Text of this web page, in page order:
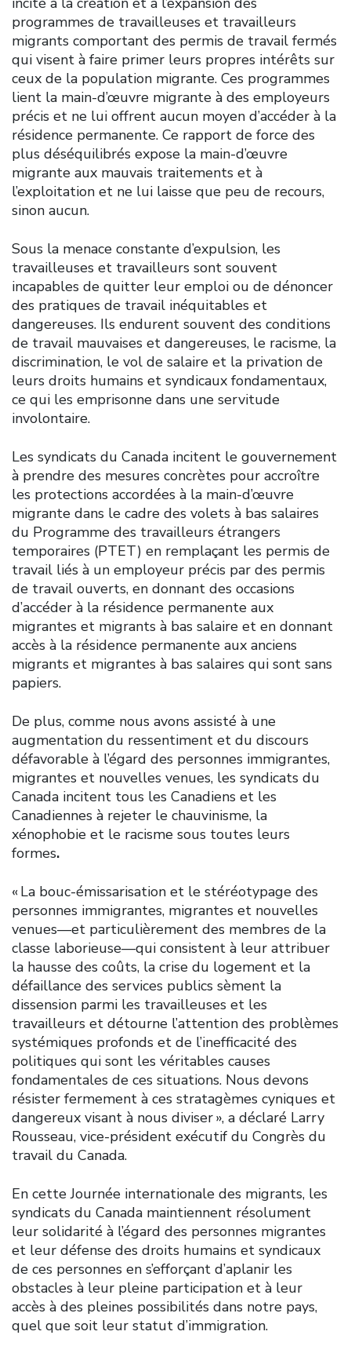
programmes de travailleuses et travailleurs
migrants comportant des permis de travail fermés
qui visent à faire primer leurs propres intérêts sur
ceux de la population migrante. Ces programmes
lient la main-d’œuvre migrante à des employeurs
précis et ne lui offrent aucun moyen d’accéder à la
résidence permanente. Ce rapport de force des
plus déséquilibrés expose la main-d’œuvre
migrante aux mauvais traitements et à
l’exploitation et ne lui laisse que peu de recours,
sinon aucun.
Sous la menace constante d’expulsion, les
travailleuses et travailleurs sont souvent
incapables de quitter leur emploi ou de dénoncer
des pratiques de travail inéquitables et
dangereuses. Ils endurent souvent des conditions
de travail mauvaises et dangereuses, le racisme, la
discrimination, le vol de salaire et la privation de
leurs droits humains et syndicaux fondamentaux,
ce qui les emprisonne dans une servitude
involontaire.
Les syndicats du Canada incitent le gouvernement
à prendre des mesures concrètes pour accroître
les protections accordées à la main-d’œuvre
migrante dans le cadre des volets à bas salaires
du Programme des travailleurs étrangers
temporaires (PTET) en remplaçant les permis de
travail liés à un employeur précis par des permis
de travail ouverts, en donnant des occasions
d’accéder à la résidence permanente aux
migrantes et migrants à bas salaire et en donnant
accès à la résidence permanente aux anciens
migrants et migrantes à bas salaires qui sont sans
papiers.
De plus, comme nous avons assisté à une
augmentation du ressentiment et du discours
défavorable à l’égard des personnes immigrantes,
migrantes et nouvelles venues, les syndicats du
Canada incitent tous les Canadiens et les
Canadiennes à rejeter le chauvinisme, la
xénophobie et le racisme sous toutes leurs
formes.
« La bouc-émissarisation et le stéréotypage des
personnes immigrantes, migrantes et nouvelles
venues—et particulièrement des membres de la
classe laborieuse—qui consistent à leur attribuer
la hausse des coûts, la crise du logement et la
défaillance des services publics sèment la
dissension parmi les travailleuses et les
travailleurs et détourne l’attention des problèmes
systémiques profonds et de l’inefficacité des
politiques qui sont les véritables causes
fondamentales de ces situations. Nous devons
résister fermement à ces stratagèmes cyniques et
dangereux visant à nous diviser », a déclaré Larry
Rousseau, vice-président exécutif du Congrès du
travail du Canada.
En cette Journée internationale des migrants, les
syndicats du Canada maintiennent résolument
leur solidarité à l’égard des personnes migrantes
et leur défense des droits humains et syndicaux
de ces personnes en s’efforçant d’aplanir les
obstacles à leur pleine participation et à leur
accès à des pleines possibilités dans notre pays,
quel que soit leur statut d’immigration.